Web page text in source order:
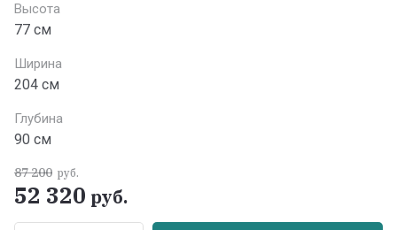
Высота
77 см
Ширина
204 см
Глубина
90 см
87 200 руб.
52 320 руб.